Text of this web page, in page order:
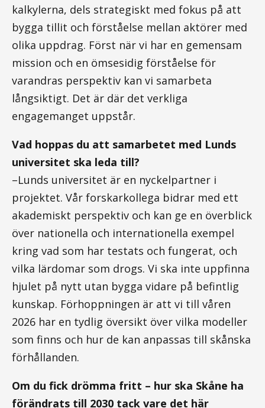
kalkylerna, dels strategiskt med fokus på att
bygga tillit och förståelse mellan aktörer med
olika uppdrag. Först när vi har en gemensam
mission och en ömsesidig förståelse för
varandras perspektiv kan vi samarbeta
långsiktigt. Det är där det verkliga
engagemanget uppstår.
Vad hoppas du att samarbetet med Lunds
universitet ska leda till?
–Lunds universitet är en nyckelpartner i
projektet. Vår forskarkollega bidrar med ett
akademiskt perspektiv och kan ge en överblick
över nationella och internationella exempel
kring vad som har testats och fungerat, och
vilka lärdomar som drogs. Vi ska inte uppfinna
hjulet på nytt utan bygga vidare på befintlig
kunskap. Förhoppningen är att vi till våren
2026 har en tydlig översikt över vilka modeller
som finns och hur de kan anpassas till skånska
förhållanden.
Om du fick drömma fritt – hur ska Skåne ha
förändrats till 2030 tack vare det här